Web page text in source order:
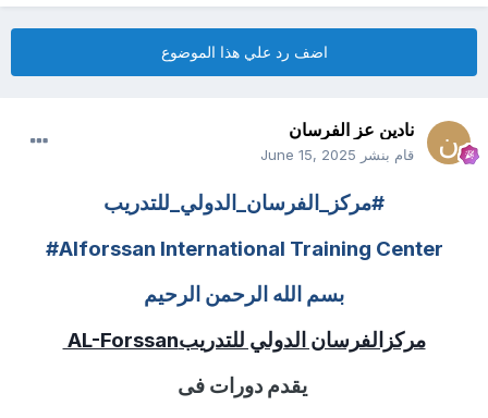
اضف رد علي هذا الموضوع
نادين عز الفرسان
قام بنشر June 15, 2025
#مركز_الفرسان_الدولي_للتدريب
#Alforssan International Training Center
بسم الله الرحمن الرحيم
مركزالفرسان الدولي للتدريبAL-Forssan
يقدم دورات فى